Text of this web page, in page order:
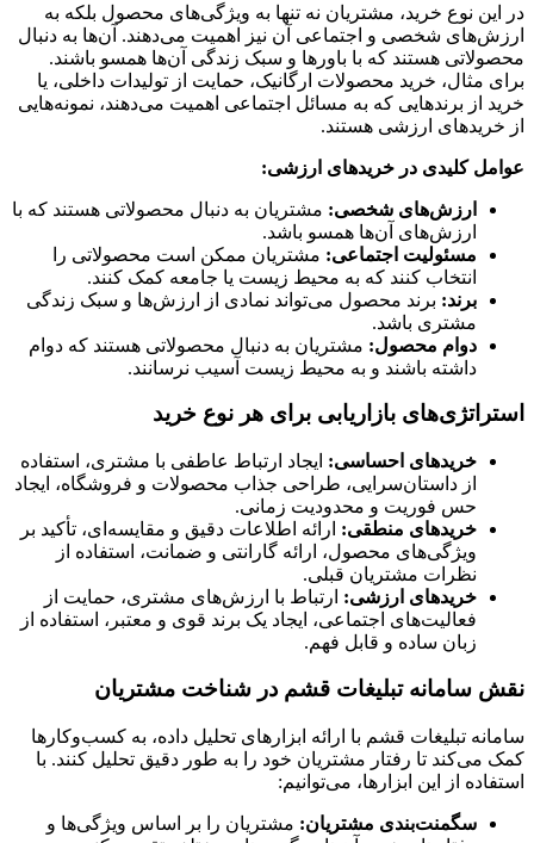
در این نوع خرید، مشتریان نه تنها به ویژگی‌های محصول بلکه به
ارزش‌های شخصی و اجتماعی آن نیز اهمیت می‌دهند. آن‌ها به دنبال
محصولاتی هستند که با باورها و سبک زندگی آن‌ها همسو باشند.
برای مثال، خرید محصولات ارگانیک، حمایت از تولیدات داخلی، یا
خرید از برندهایی که به مسائل اجتماعی اهمیت می‌دهند، نمونه‌هایی
از خریدهای ارزشی هستند.
عوامل کلیدی در خریدهای ارزشی:
ارزش‌های شخصی: مشتریان به دنبال محصولاتی هستند که با
ارزش‌های آن‌ها همسو باشد.
مسئولیت اجتماعی: مشتریان ممکن است محصولاتی را
انتخاب کنند که به محیط زیست یا جامعه کمک کنند.
برند: برند محصول می‌تواند نمادی از ارزش‌ها و سبک زندگی
مشتری باشد.
دوام محصول: مشتریان به دنبال محصولاتی هستند که دوام
داشته باشند و به محیط زیست آسیب نرسانند.
استراتژی‌های بازاریابی برای هر نوع خرید
خریدهای احساسی: ایجاد ارتباط عاطفی با مشتری، استفاده
از داستان‌سرایی، طراحی جذاب محصولات و فروشگاه، ایجاد
حس فوریت و محدودیت زمانی.
خریدهای منطقی: ارائه اطلاعات دقیق و مقایسه‌ای، تأکید بر
ویژگی‌های محصول، ارائه گارانتی و ضمانت، استفاده از
نظرات مشتریان قبلی.
خریدهای ارزشی: ارتباط با ارزش‌های مشتری، حمایت از
فعالیت‌های اجتماعی، ایجاد یک برند قوی و معتبر، استفاده از
زبان ساده و قابل فهم.
نقش سامانه تبلیغات قشم در شناخت مشتریان
سامانه تبلیغات قشم با ارائه ابزارهای تحلیل داده، به کسب‌وکارها
کمک می‌کند تا رفتار مشتریان خود را به طور دقیق تحلیل کنند. با
استفاده از این ابزارها، می‌توانیم:
سگمنت‌بندی مشتریان: مشتریان را بر اساس ویژگی‌ها و